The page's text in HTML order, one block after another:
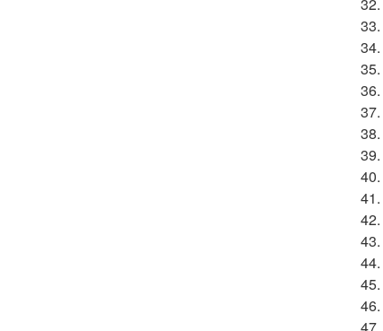
33.
34.
35.
36.
37.
38.
39.
40.
41.
42.
43.
44.
45.
46.